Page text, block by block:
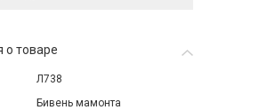
товаре
Л738
Бивень мамонта